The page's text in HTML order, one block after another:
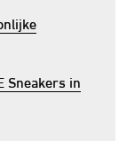
Sneakers in